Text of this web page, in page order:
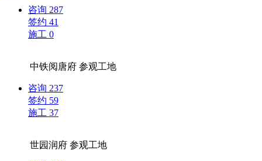
咨询 287
签约 41
施工 0
中铁阅唐府参观工地
咨询 237
签约 59
施工 37
世园润府参观工地